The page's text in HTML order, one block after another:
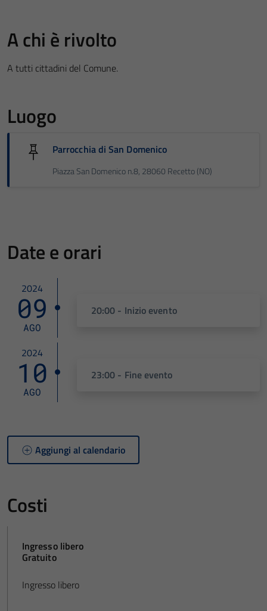
A chi è rivolto
A tutti cittadini del Comune.
Luogo
Parrocchia di San Domenico
Piazza San Domenico n.8, 28060 Recetto (NO)
Date e orari
2024
09
AGO
20:00 - Inizio evento
2024
10
AGO
23:00 - Fine evento
Aggiungi al calendario
Costi
Ingresso libero
Gratuito
Ingresso libero